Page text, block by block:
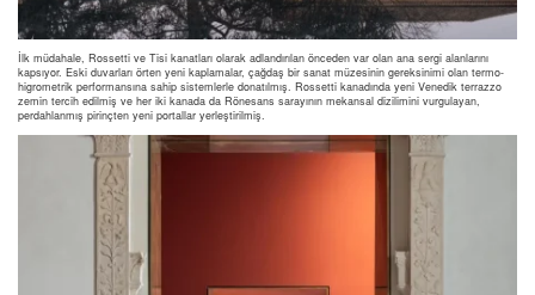
İlk müdahale, Rossetti ve Tisi kanatları olarak adlandırılan önceden var olan ana sergi alanlarını
kapsıyor. Eski duvarları örten yeni kaplamalar, çağdaş bir sanat müzesinin gereksinimi olan termo-
higrometrik performansına sahip sistemlerle donatılmış. Rossetti kanadında yeni Venedik terrazzo
zemin tercih edilmiş ve her iki kanada da Rönesans sarayının mekansal dizilimini vurgulayan,
perdahlanmış pirinçten yeni portallar yerleştirilmiş.